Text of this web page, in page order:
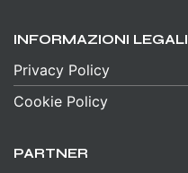
INFORMAZIONI LEGALI
Privacy Policy
Cookie Policy
PARTNER